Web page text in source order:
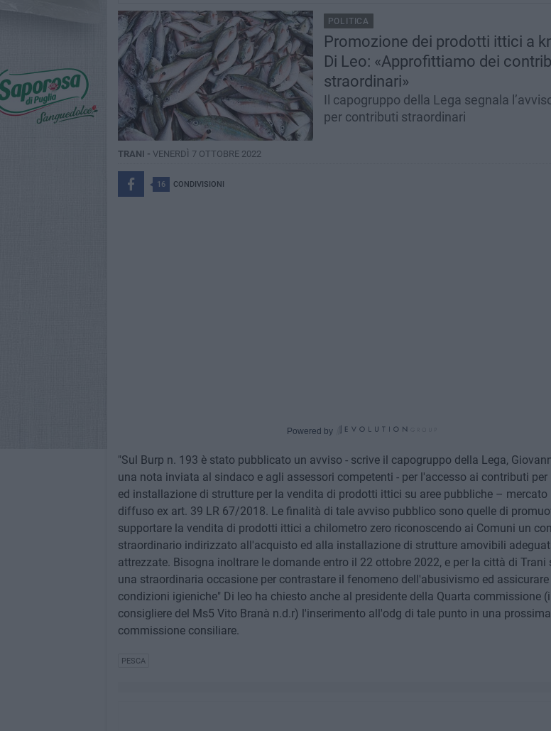
POLITICA
Promozione dei prodotti ittici a
Di Leo: «Approfittiamo dei
straordinari»
Il capogruppo della Lega segnala
per contributi straordinari
TRANI - VENERDÌ 7 OTTOBRE 2022
16 CONDIVISIONI
Powered by
"Sul Burp n. 193 è stato pubblicato un avviso - scrive il capogruppo della Lega,
una nota inviata al sindaco e agli assessori competenti - per l'accesso ai contributi
ed installazione di strutture per la vendita di prodotti ittici su aree pubbliche – mercato
diffuso ex art. 39 LR 67/2018. Le finalità di tale avviso pubblico sono quelle di
supportare la vendita di prodotti ittici a chilometro zero riconoscendo ai Comuni un
straordinario indirizzato all'acquisto ed alla installazione di strutture amovibili
attrezzate. Bisogna inoltrare le domande entro il 22 ottobre 2022, e per la città di Trani
una straordinaria occasione per contrastare il fenomeno dell'abusivismo ed
condizioni igieniche" Di leo ha chiesto anche al presidente della Quarta commissione (il
consigliere del Ms5 Vito Branà n.d.r) l'inserimento all'odg di tale punto in una
commissione consiliare.
PESCA